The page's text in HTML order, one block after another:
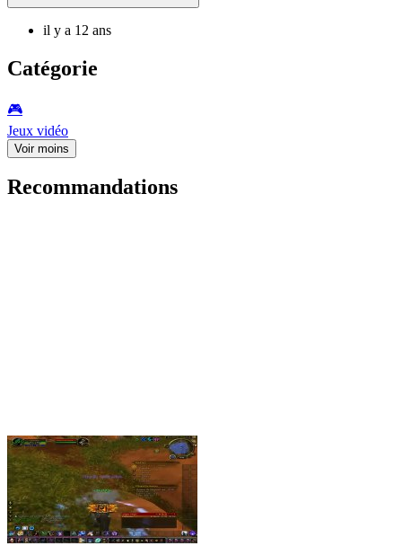
il y a 12 ans
Catégorie
🎮️
Jeux vidéo
Voir moins
Recommandations